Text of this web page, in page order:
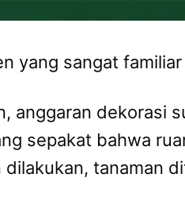
yang sangat
anggaran dekorasi
sepakat bahwa
dilakukan, tanaman